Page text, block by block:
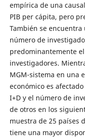
empírica de una
PIB per cápita, pero
También se
número de
predominantemente
investigadores.
MGM-sistema en una
económico es
I+D y el número de
de otros en los
muestra de 25 países
tiene una mayor